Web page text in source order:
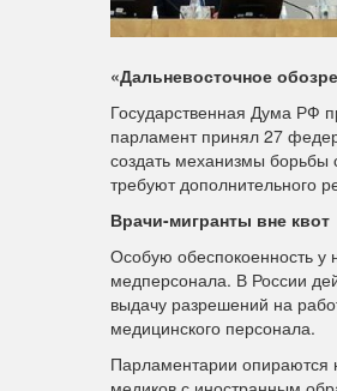
«Дальневосточное
Государственная Дума РФ
парламент принял 27
создать механизмы
требуют дополнительного
Врачи-мигранты вне квот
Особую обеспокоенность у
медперсонала. В России
выдачу разрешений на
медицинского персонала.
Парламентарии опираются